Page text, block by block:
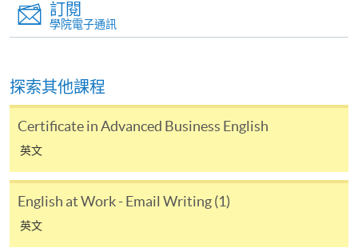
如以劃線支票或銀行本票繳付，抬頭請註明「香港大
學專業進修學院」。支票背面請寫上課程名稱及申請
證明文件；
或可將上述文件一併寄交各報名中心，信封上請註明
人資料概不負責。
3. VISA / Mastercard
訂閱
學院電子通訊
探索其他課程
Certificate in Advanced Business English
英文
English at Work - Email Writing (1)
英文